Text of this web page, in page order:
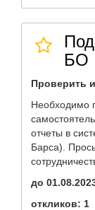
БО
Проверить
Необходимо
отчеты в
Барса).
до
откликов: 1